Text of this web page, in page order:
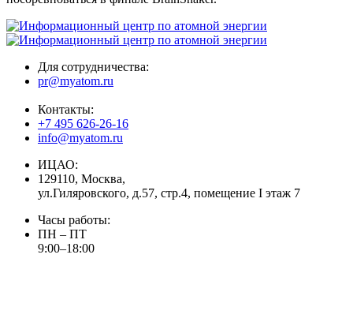
Для сотрудничества:
pr@myatom.ru
Контакты:
+7 495 626-26-16
info@myatom.ru
ИЦАО:
129110, Москва,
ул.Гиляровского, д.57, стр.4, помещение I этаж 7
Часы работы:
ПН – ПТ
9:00–18:00